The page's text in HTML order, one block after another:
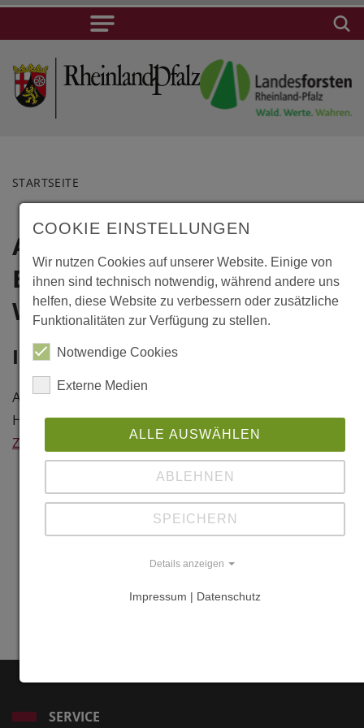
STARTSEITE
Aerzen,
Baumhaushotel
Waldquelle
Information
Architekt: Ralf Werner, Hameln
Holzbau: Baumleben, Hameln
Zurück
Aerzen,
Baumhaushotel
Waldquelle
Pyrmont
Weitere
SERVICE
COOKIE EINSTELLUNGEN
Wir nutzen Cookies auf unserer Website. Einige von
ihnen sind technisch notwendig, während andere uns
helfen, diese Website zu verbessern oder zusätzliche
Funktionalitäten zur Verfügung zu stellen.
Notwendige Cookies
Externe Medien
ALLE AUSWÄHLEN
ABLEHNEN
SPEICHERN
Details anzeigen
Impressum | Datenschutz